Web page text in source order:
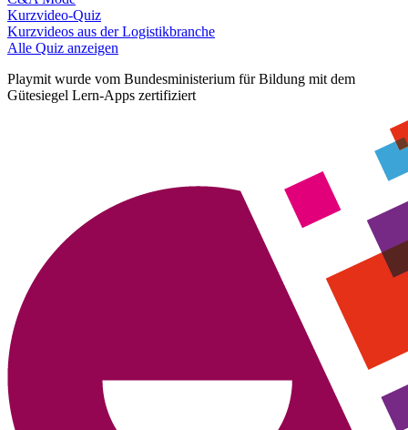
Kurzvideo-Quiz
Kurzvideos aus der Logistikbranche
Alle Quiz anzeigen
Playmit wurde vom Bundesministerium für Bildung mit dem
Gütesiegel Lern-Apps zertifiziert